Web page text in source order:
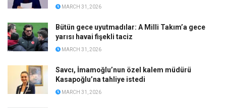
MARCH 31, 2026
Bütün gece uyutmadılar: A Milli Takım’a gece
yarısı havai fişekli taciz
MARCH 31, 2026
Savcı, İmamoğlu’nun özel kalem müdürü
Kasapoğlu’na tahliye istedi
MARCH 31, 2026